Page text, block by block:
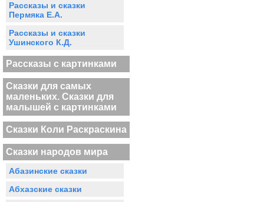
Рассказы и сказки
Пермяка Е.А.
Рассказы и сказки
Ушинского К.Д.
Рассказы с картинками
Сказки для самых
маленьких. Сказки для
малышей с картинками
Сказки Коли Раскраскина
Сказки народов мира
Абазинские сказки
Абхазские сказки